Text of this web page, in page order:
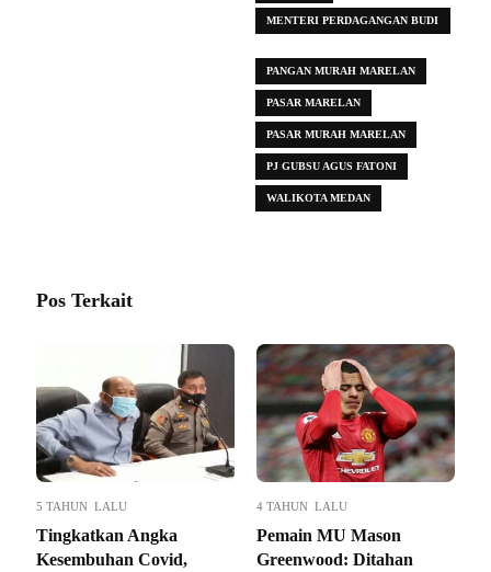
MENTERI PERDAGANGAN BUDI
PANGAN MURAH MARELAN
PASAR MARELAN
PASAR MURAH MARELAN
PJ GUBSU AGUS FATONI
WALIKOTA MEDAN
Pos Terkait
5 TAHUN LALU
Tingkatkan Angka
Kesembuhan Covid,
4 TAHUN LALU
Pemain MU Mason
Greenwood: Ditahan